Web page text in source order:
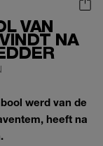
VAN
NA
werd van de
heeft na